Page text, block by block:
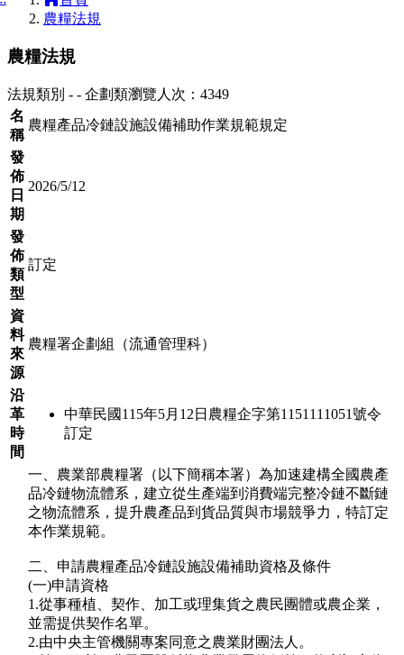
農糧法規
農糧法規
法規類別 - - 企劃類瀏覽人次：4349
名
稱
農糧產品冷鏈設施設備補助作業規範規定
發
佈
日
期
2026/5/12
發
佈
類
型
訂定
資
料
來
源
農糧署企劃組（流通管理科）
沿
革
時
間
中華民國115年5月12日農糧企字第1151111051號令
訂定
一、農業部農糧署（以下簡稱本署）為加速建構全國農產
品冷鏈物流體系，建立從生產端到消費端完整冷鏈不斷鏈
之物流體系，提升農產品到貨品質與市場競爭力，特訂定
本作業規範。
二、申請農糧產品冷鏈設施設備補助資格及條件
(一)申請資格
1.從事種植、契作、加工或理集貨之農民團體或農企業，
並需提供契作名單。
2.由中央主管機關專案同意之農業財團法人。